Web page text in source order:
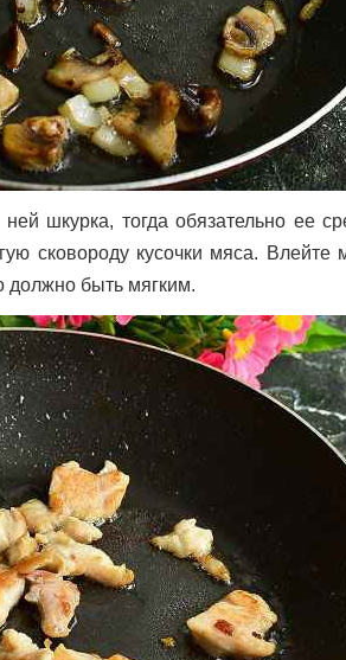
шкурка, тогда обязательно ее
сковороду кусочки мяса. Влейте
должно быть мягким.